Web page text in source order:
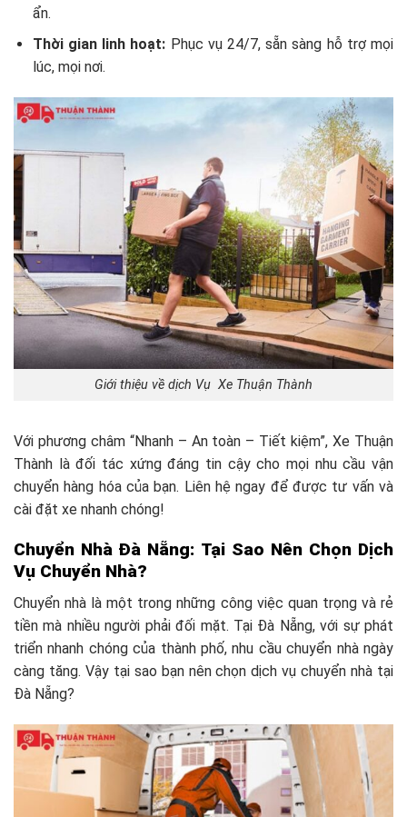
ẩn.
Thời gian linh hoạt: Phục vụ 24/7, sẵn sàng hỗ trợ mọi
lúc, mọi nơi.
Giới thiệu về dịch Vụ Xe Thuận Thành
Với phương châm “Nhanh – An toàn – Tiết kiệm”, Xe Thuận
Thành là đối tác xứng đáng tin cậy cho mọi nhu cầu vận
chuyển hàng hóa của bạn. Liên hệ ngay để được tư vấn và
cài đặt xe nhanh chóng!
Chuyển Nhà Đà Nẵng: Tại Sao Nên Chọn Dịch
Vụ Chuyển Nhà?
Chuyển nhà là một trong những công việc quan trọng và rẻ
tiền mà nhiều người phải đối mặt. Tại Đà Nẵng, với sự phát
triển nhanh chóng của thành phố, nhu cầu chuyển nhà ngày
càng tăng. Vậy tại sao bạn nên chọn dịch vụ chuyển nhà tại
Đà Nẵng?